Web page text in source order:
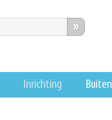
»
Inrichting Buiten